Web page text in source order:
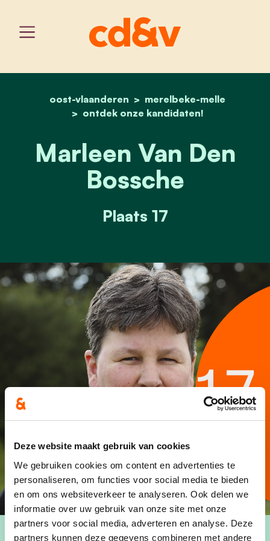
Deze website maakt gebruik van cookies
We gebruiken cookies om content en advertenties te
personaliseren, om functies voor social media te bieden
en om ons websiteverkeer te analyseren. Ook delen we
informatie over uw gebruik van onze site met onze
partners voor social media, adverteren en analyse. Deze
partners kunnen deze gegevens combineren met andere
home
oost-vlaanderen
merelbeke-melle
ontdek onze kandidaten!
marleen van den bossche
Marleen Van Den
Bossche
Plaats 17